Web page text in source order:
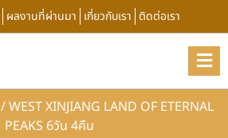
ผลงานที่ผ่านมา เกี่ยวกับเรา ติดต่อเรา
/WEST XINJIANG LAND OF ETERNAL
PEAKS 6วัน 4คืน